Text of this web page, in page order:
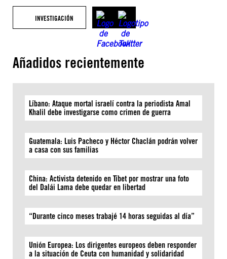
INVESTIGACIÓN
Añadidos recientemente
Líbano: Ataque mortal israelí contra la periodista Amal
Khalil debe investigarse como crimen de guerra
Guatemala: Luis Pacheco y Héctor Chaclán podrán volver
a casa con sus familias
China: Activista detenido en Tíbet por mostrar una foto
del Dalái Lama debe quedar en libertad
“Durante cinco meses trabajé 14 horas seguidas al día”
Unión Europea: Los dirigentes europeos deben responder
a la situación de Ceuta con humanidad y solidaridad